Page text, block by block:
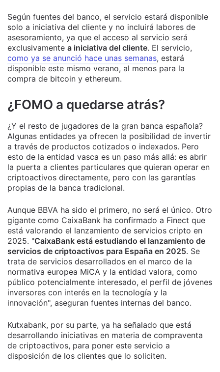
Según fuentes del banco, el servicio estará disponible
solo a iniciativa del cliente y no incluirá labores de
asesoramiento, ya que el acceso al servicio será
exclusivamente a iniciativa del cliente. El servicio,
como ya se anunció hace unas semanas, estará
disponible este mismo verano, al menos para la
compra de bitcoin y ethereum.
¿FOMO a quedarse atrás?
¿Y el resto de jugadores de la gran banca española?
Algunas entidades ya ofrecen la posibilidad de invertir
a través de productos cotizados o indexados. Pero
esto de la entidad vasca es un paso más allá: es abrir
la puerta a clientes particulares que quieran operar en
criptoactivos directamente, pero con las garantías
propias de la banca tradicional.
Aunque BBVA ha sido el primero, no será el único. Otro
gigante como CaixaBank ha confirmado a Finect que
está valorando el lanzamiento de servicios cripto en
2025. "CaixaBank está estudiando el lanzamiento de
servicios de criptoactivos para España en 2025. Se
trata de servicios desarrollados en el marco de la
normativa europea MiCA y la entidad valora, como
público potencialmente interesado, el perfil de jóvenes
inversores con interés en la tecnología y la
innovación", aseguran fuentes internas del banco.
Kutxabank, por su parte, ya ha señalado que está
desarrollando iniciativas en materia de compraventa
de criptoactivos, para poner este servicio a
disposición de los clientes que lo soliciten.